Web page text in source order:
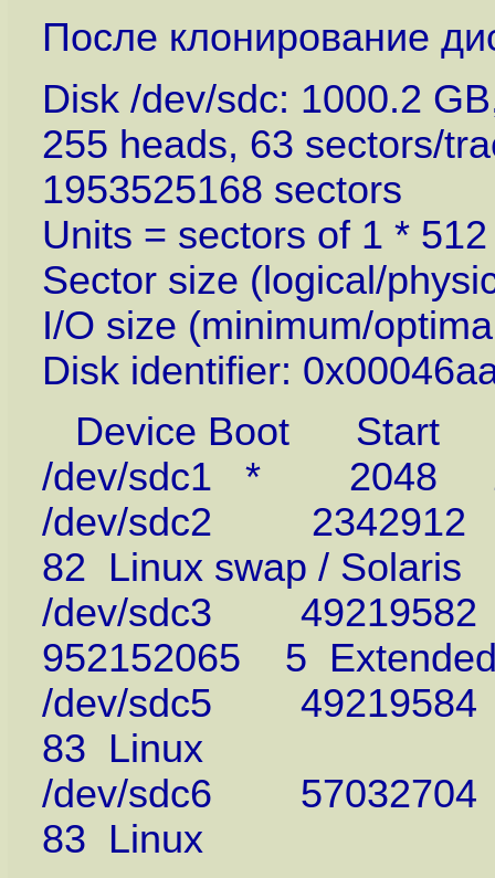
После клонирование
Disk /dev/sdc: 1000.2
255 heads, 63 sectors/
1953525168 sectors
Units = sectors of 1 *
Sector size (logical/
I/O size (minimum/
Disk identifier:
Device Boot
/dev/sdc1 * 2048
/dev/sdc2 2342912
82 Linux swap / Solaris
/dev/sdc3 49219582
952152065 5
/dev/sdc5
83 Linux
/dev/sdc6 57032704
83 Linux